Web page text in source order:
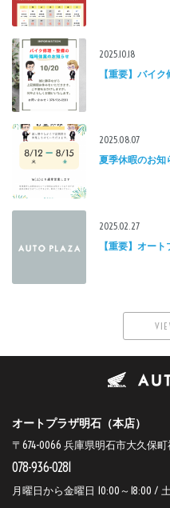
2025.10.18
【重要】バイ
2025.08.07
夏季休暇のお知
2025.02.27
【重要】オー
オートプラザ明石（本店）
〒674-0066 兵庫県明石市大久保町
078-936-0281
月曜日から金曜日 10:00～18:00 /